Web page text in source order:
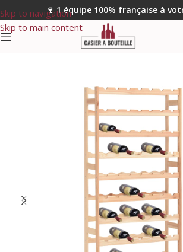
Skip to navigation
Skip to main content
🍷 1 équipe 100% française à